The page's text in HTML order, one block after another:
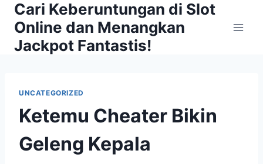
Skip
content
Cari Keberuntungan di Slot
Online dan Menangkan
Jackpot Fantastis!
UNCATEGORIZED
Ketemu Cheater Bikin
Geleng Kepala